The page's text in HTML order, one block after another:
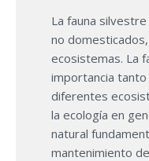
La fauna
no
ecosistemas. La
importancia
diferentes
la ecología en
natural
mantenimiento